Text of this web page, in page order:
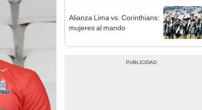
Alianza Lima vs. Corinthians:
mujeres al mando